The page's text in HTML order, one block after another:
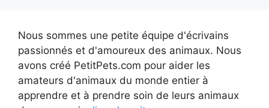
Nous sommes une petite équipe d'écrivains
passionnés et d'amoureux des animaux. Nous
avons créé PetitPets.com pour aider les
amateurs d'animaux du monde entier à
apprendre et à prendre soin de leurs animaux